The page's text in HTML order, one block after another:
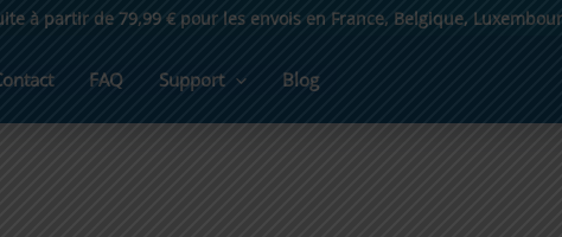
à partir de 79,99 € pour les envois en France, Belgique,
FAQ Support Blog